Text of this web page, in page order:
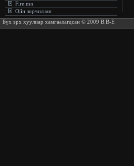
Fire.mn
Ойн зөрчил.мн
Бүх эрх хуулиар хамгаалагдсан © 2009 B.B-E